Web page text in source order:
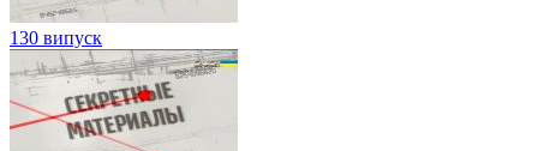
130 випуск